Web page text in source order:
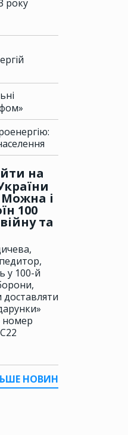
року
на
Можна і
100
та
у 100-й
номер
НОВИН